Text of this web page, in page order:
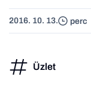
2016. 10. 13. perc
Üzlet